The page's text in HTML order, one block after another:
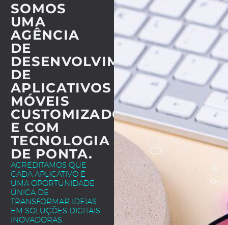
SOMOS
UMA
AGÊNCIA
DE
DESENVOLVIMENTO
DE
APLICATIVOS
MÓVEIS
CUSTOMIZADOS
E COM
TECNOLOGIA
DE PONTA.
ACREDITAMOS QUE
CADA APLICATIVO É
UMA OPORTUNIDADE
ÚNICA DE
TRANSFORMAR IDEIAS
EM SOLUÇÕES DIGITAIS
INOVADORAS.